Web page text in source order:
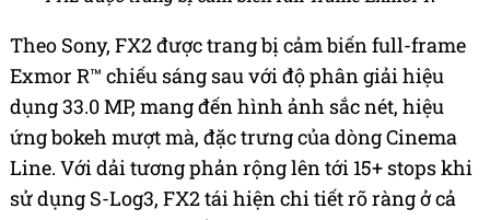
Theo Sony, FX2 được trang bị cảm biến full-frame
Exmor R™ chiếu sáng sau với độ phân giải hiệu
dụng 33.0 MP, mang đến hình ảnh sắc nét, hiệu
ứng bokeh mượt mà, đặc trưng của dòng Cinema
Line. Với dải tương phản rộng lên tới 15+ stops khi
sử dụng S-Log3, FX2 tái hiện chi tiết rõ ràng ở cả